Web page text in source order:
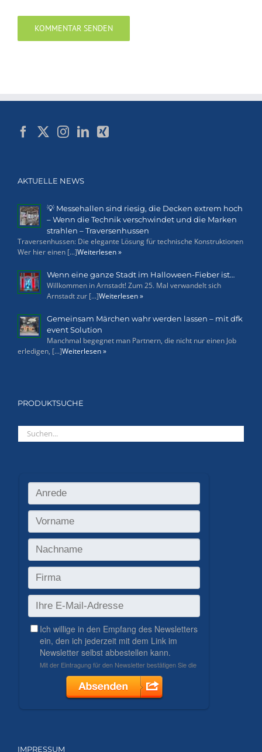
AKTUELLE NEWS
💡 Messehallen sind riesig, die Decken extrem hoch
– Wenn die Technik verschwindet und die Marken
strahlen – Traversenhussen
Traversenhussen: Die elegante Lösung für technische Konstruktionen
Wer hier einen [...]Weiterlesen »
Wenn eine ganze Stadt im Halloween-Fieber ist…
Willkommen in Arnstadt! Zum 25. Mal verwandelt sich
Arnstadt zur [...]Weiterlesen »
Gemeinsam Märchen wahr werden lassen – mit dfk
event Solution
Manchmal begegnet man Partnern, die nicht nur einen Job
erledigen, [...]Weiterlesen »
PRODUKTSUCHE
IMPRESSUM